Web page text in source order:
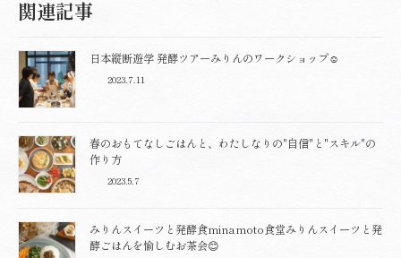
関連記事
日本縦断遊学 発酵ツアーみりんのワークショップ☺️
2023.7.11
春のおもてなしごはんと、わたしなりの"自信"と"スキル"の
作り方
2023.5.7
みりんスイーツと発酵食minamoto食堂みりんスイーツと発
酵ごはんを愉しむお茶会😊